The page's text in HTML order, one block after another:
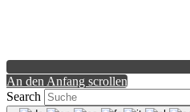
An den Anfang scrollen
Search